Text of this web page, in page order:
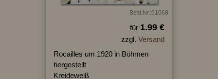
Best.Nr.:61068
für 1.99 €
zzgl. Versand
Rocailles um 1920 in Böhmen
hergestellt
Kreideweiß